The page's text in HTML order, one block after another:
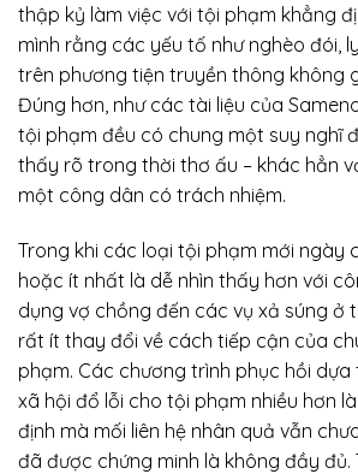
thập kỷ làm việc với tội phạm khẳng
mình rằng các yếu tố như nghèo đói,
trên phương tiện truyền thông không
Đúng hơn, như các tài liệu của
tội phạm đều có chung một suy nghĩ
thấy rõ trong thời thơ ấu – khác hẳn
một công dân có trách nhiệm.
Trong khi các loại tội phạm mới ngày
hoặc ít nhất là dễ nhìn thấy hơn với
dụng vợ chồng đến các vụ xả súng ở
rất ít thay đổi về cách tiếp cận của
phạm. Các chương trình phục hồi
xã hội đổ lỗi cho tội phạm nhiều hơn
định mà mối liên hệ nhân quả vẫn
đã được chứng minh là không đầy đủ.